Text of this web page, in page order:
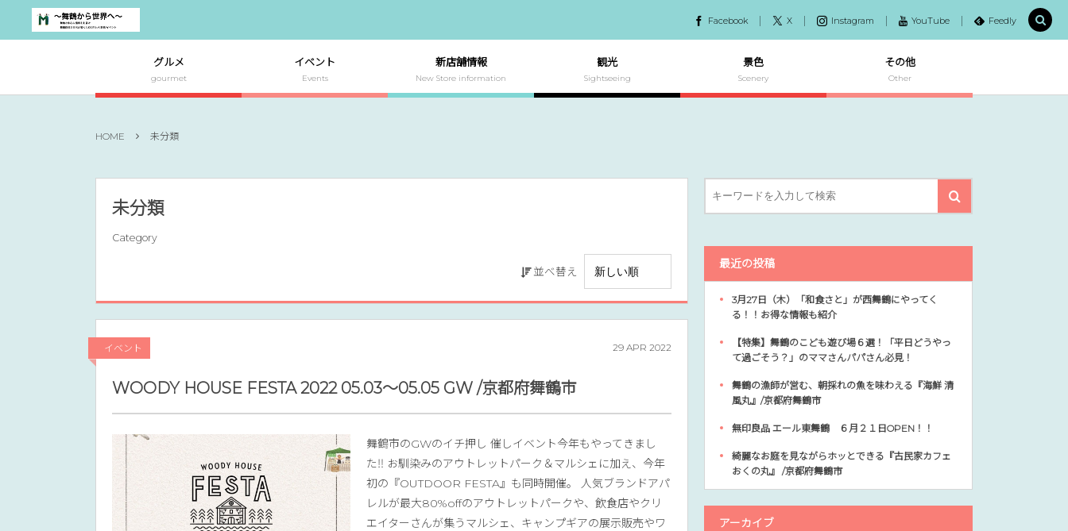
Facebook X Instagram YouTube Feedly
グルメ
gourmet
イベント
Events
新店舗情報
New Store information
観光
Sightseeing
景色
Scenery
その他
Other
HOME 未分類
未分類
Category
並べ替え
イベント 29 APR 2022
WOODY HOUSE FESTA 2022 05.03〜05.05 GW /京都府舞鶴市
舞鶴市のGWのイチ押し 催しイベント今年もやってきまし
た‼︎ お馴染みのアウトレットパーク＆マルシェに加え、今年
初の『OUTDOOR FESTA』も同時開催。 人気ブランドアパ
レルが最大80%offのアウトレットパークや、飲食店やクリ
エイターさんが集うマルシェ、キャンプギアの展示販売やワ
最近の投稿
3月27日（木）「和食さと」が西舞鶴にやってく
る！！お得な情報も紹介
【特集】舞鶴のこども遊び場６選！「平日どうやっ
て過ごそう？」のママさんパパさん必見！
舞鶴の漁師が営む、朝採れの魚を味わえる『海鮮 清
風丸』/京都府舞鶴市
無印良品 エール東舞鶴 ６月２１日OPEN！！
綺麗なお庭を見ながらホッとできる『古民家カフェ
おくの丸』 /京都府舞鶴市
アーカイブ